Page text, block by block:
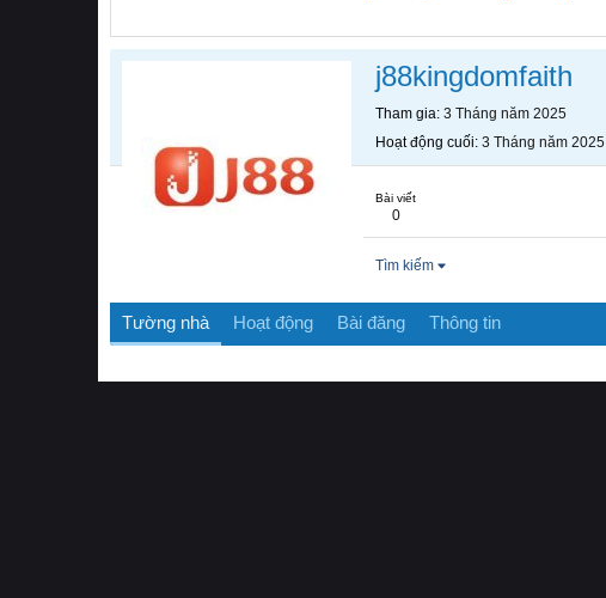
j88kingdomfaith
Tham gia 3 Tháng năm 2025
Hoạt động cuối 3 Tháng năm 2025
Bài viết
0
Tìm kiếm
Tường nhà Hoạt động Bài đăng Thông tin